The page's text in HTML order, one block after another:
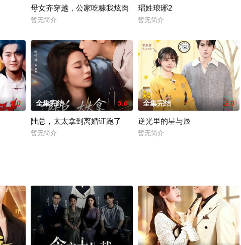
母女齐穿越，公家吃糠我炫肉
暂无简介
瑁姓琅琊2
暂无简介
1.0 全集完结 5.0
陆总，太太拿到离婚证跑了
暂无简介
全集完结 2.0
逆光里的星与辰
暂无简介